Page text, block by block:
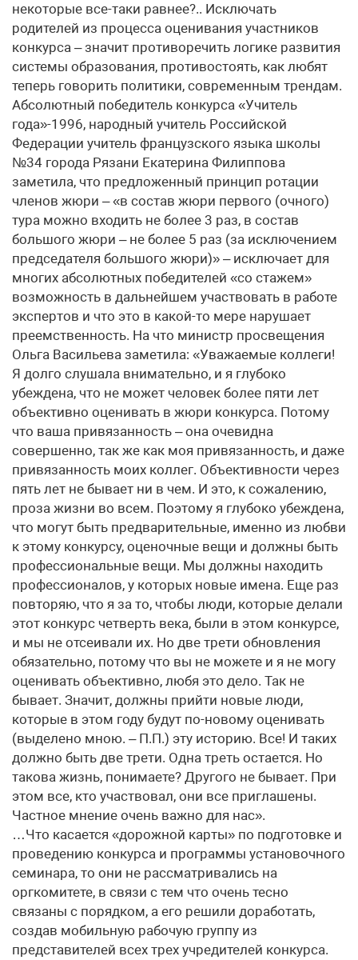
некоторые все-таки равнее?.. Исключать
родителей из процесса оценивания участников
конкурса – значит противоречить логике развития
системы образования, противостоять, как любят
теперь говорить политики, современным трендам.
Абсолютный победитель конкурса «Учитель
года»-1996, народный учитель Российской
Федерации учитель французского языка школы
№34 города Рязани Екатерина Филиппова
заметила, что предложенный принцип ротации
членов жюри – «в состав жюри первого (очного)
тура можно входить не более 3 раз, в состав
большого жюри – не более 5 раз (за исключением
председателя большого жюри)» – исключает для
многих абсолютных победителей «со стажем»
возможность в дальнейшем участвовать в работе
экспертов и что это в какой-то мере нарушает
преемственность. На что министр просвещения
Ольга Васильева заметила: «Уважаемые коллеги!
Я долго слушала внимательно, и я глубоко
убеждена, что не может человек более пяти лет
объективно оценивать в жюри конкурса. Потому
что ваша привязанность – она очевидна
совершенно, так же как моя привязанность, и даже
привязанность моих коллег. Объективности через
пять лет не бывает ни в чем. И это, к сожалению,
проза жизни во всем. Поэтому я глубоко убеждена,
что могут быть предварительные, именно из любви
к этому конкурсу, оценочные вещи и должны быть
профессиональные вещи. Мы должны находить
профессионалов, у которых новые имена. Еще раз
повторяю, что я за то, чтобы люди, которые делали
этот конкурс четверть века, были в этом конкурсе,
и мы не отсеивали их. Но две трети обновления
обязательно, потому что вы не можете и я не могу
оценивать объективно, любя это дело. Так не
бывает. Значит, должны прийти новые люди,
которые в этом году будут по-новому оценивать
(выделено мною. – П.П.) эту историю. Все! И таких
должно быть две трети. Одна треть остается. Но
такова жизнь, понимаете? Другого не бывает. При
этом все, кто участвовал, они все приглашены.
Частное мнение очень важно для нас».
…Что касается «дорожной карты» по подготовке и
проведению конкурса и программы установочного
семинара, то они не рассматривались на
оргкомитете, в связи с тем что очень тесно
связаны с порядком, а его решили доработать,
создав мобильную рабочую группу из
представителей всех трех учредителей конкурса.